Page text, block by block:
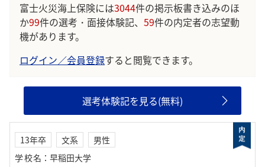
富士火災海上保険には3044件の掲示板書き込みのほ
か99件の選考・面接体験記、 59件の内定者の志望動
機があります。
ログイン／会員登録すると閲覧できます。
選考体験記を見る(無料)
13年卒 文系
男性
学校名 ： 早稲田大学